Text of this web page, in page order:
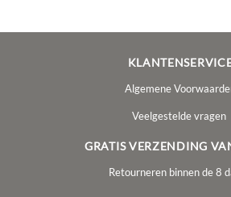
Algemene
Veelgestelde vragen
GRATIS VERZENDING
Retourneren binnen de 8